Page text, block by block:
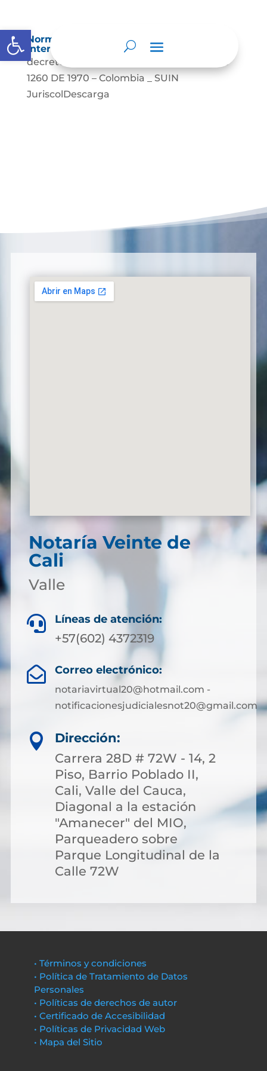
Abrir barra de herramientas
Normatividad especial que les aplique de
interés.
decreto_0960_1970_0Descarga DECRETO
1260 DE 1970 – Colombia _ SUIN
JuriscolDescarga
Notaría Veinte de
Cali
Valle
 Líneas de atención:
+57(602) 4372319
 Correo electrónico:
notariavirtual20@hotmail.com -
notificacionesjudicialesnot20@gmail.com

Dirección:
Carrera 28D # 72W - 14, 2
Piso, Barrio Poblado II,
Cali, Valle del Cauca,
Diagonal a la estación
"Amanecer" del MIO,
Parqueadero sobre
Parque Longitudinal de la
Calle 72W
• Términos y condiciones
• Política de Tratamiento de Datos
Personales
• Políticas de derechos de autor
• Certificado de Accesibilidad
• Políticas de Privacidad Web
• Mapa del Sitio